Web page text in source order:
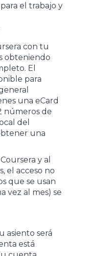
el trabajo y
con tu
obteniendo
El
para
una eCard
números de
del
una
y al
el acceso no
que se usan
vez al mes) se
asiento será
está